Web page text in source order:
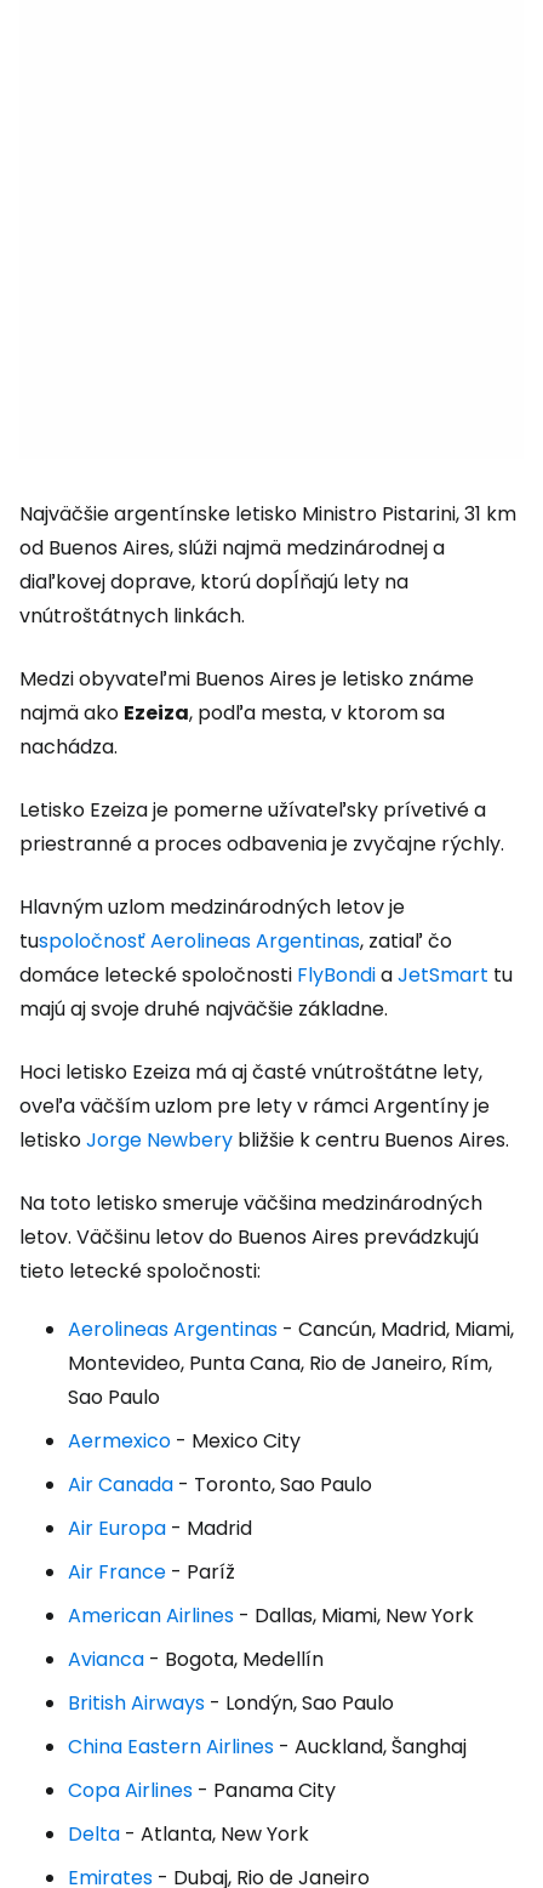
Najväčšie argentínske letisko Ministro Pistarini, 31 km
od Buenos Aires, slúži najmä medzinárodnej a
diaľkovej doprave, ktorú dopĺňajú lety na
vnútroštátnych linkách.
Medzi obyvateľmi Buenos Aires je letisko známe
najmä ako Ezeiza, podľa mesta, v ktorom sa
nachádza.
Letisko Ezeiza je pomerne užívateľsky prívetivé a
priestranné a proces odbavenia je zvyčajne rýchly.
Hlavným uzlom medzinárodných letov je
tuspoločnosť Aerolineas Argentinas, zatiaľ čo
domáce letecké spoločnosti FlyBondiaJetSmart tu
majú aj svoje druhé najväčšie základne.
Hoci letisko Ezeiza má aj časté vnútroštátne lety,
oveľa väčším uzlom pre lety v rámci Argentíny je
letiskoJorge Newbery bližšie k centru Buenos Aires.
Na toto letisko smeruje väčšina medzinárodných
letov. Väčšinu letov do Buenos Aires prevádzkujú
tieto letecké spoločnosti:
Aerolineas Argentinas - Cancún, Madrid, Miami,
Montevideo, Punta Cana, Rio de Janeiro, Rím,
Sao Paulo
Aermexico - Mexico City
Air Canada - Toronto, Sao Paulo
Air Europa - Madrid
Air France - Paríž
American Airlines - Dallas, Miami, New York
Avianca - Bogota, Medellín
British Airways - Londýn, Sao Paulo
China Eastern Airlines - Auckland, Šanghaj
Copa Airlines - Panama City
Delta - Atlanta, New York
Emirates - Dubaj, Rio de Janeiro